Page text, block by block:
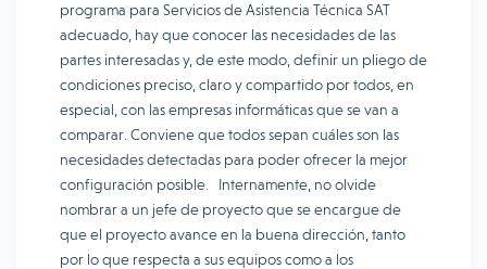
programa para Servicios de Asistencia Técnica SAT
adecuado, hay que conocer las necesidades de las
partes interesadas y, de este modo, definir un pliego de
condiciones preciso, claro y compartido por todos, en
especial, con las empresas informáticas que se van a
comparar. Conviene que todos sepan cuáles son las
necesidades detectadas para poder ofrecer la mejor
configuración posible. Internamente, no olvide
nombrar a un jefe de proyecto que se encargue de
que el proyecto avance en la buena dirección, tanto
por lo que respecta a sus equipos como a los